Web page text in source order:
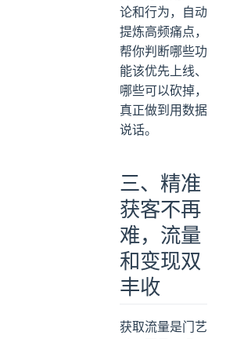
论和行为，自动
提炼高频痛点，
帮你判断哪些功
能该优先上线、
哪些可以砍掉，
真正做到用数据
说话。
三、精准
获客不再
难，流量
和变现双
丰收
获取流量是门艺